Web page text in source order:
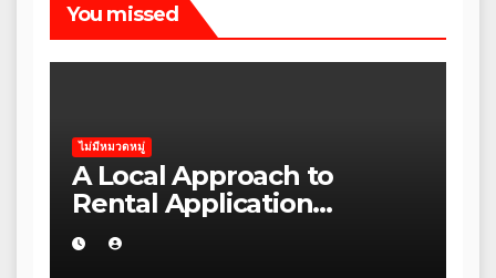
You missed
ไม่มีหมวดหมู่
A Local Approach to
Rental Application
Strategy for Local Councils
in Kakadu